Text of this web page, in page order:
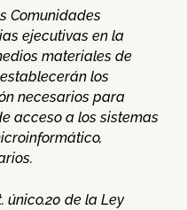
Comunidades
ejecutivas en la
materiales de
los
necesarios para
acceso a los sistemas
único.20 de la Ley